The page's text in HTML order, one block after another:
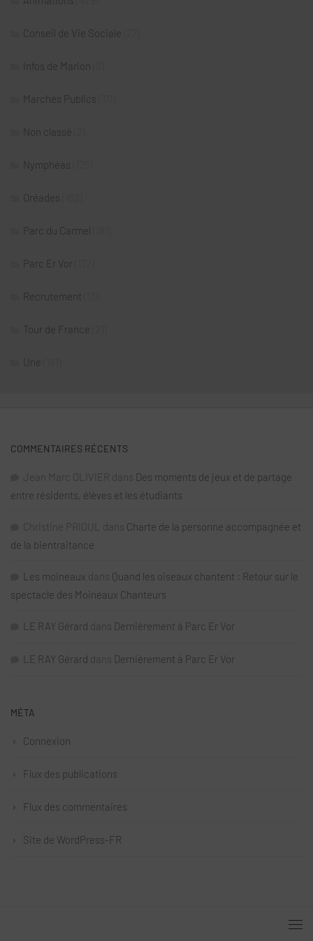
Conseil de Vie Sociale
Infos de Marion
Marchés Publics
Non classé
Nymphéas
Oréades
Parc du Carmel
Parc Er Vor
Recrutement
Tour de France
Une
COMMENTAIRES RÉCENTS
Jean Marc OLIVIER dans Des moments de jeux et de partage
entre résidents, élèves et les étudiants
Christine PRIOUL dans Charte de la personne accompagnée et
de la bientraitance
Les moineaux dans Quand les oiseaux chantent : Retour sur le
spectacle des Moineaux Chanteurs
LE RAY Gérard dans Dernièrement à Parc Er Vor
LE RAY Gérard dans Dernièrement à Parc Er Vor
MÉTA
Connexion
Flux des publications
Flux des commentaires
Site de WordPress-FR